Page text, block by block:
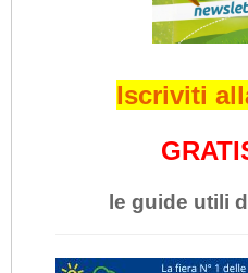
Iscriviti
le guide utili